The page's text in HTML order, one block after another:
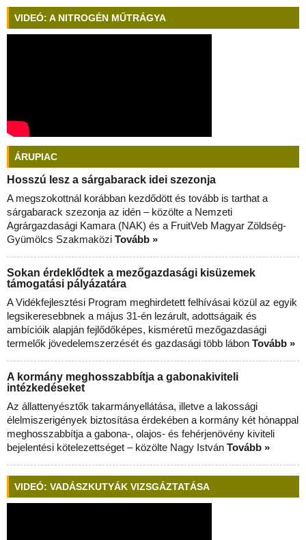
VIDEÓ: A NITROGÉN MŰTRÁGYA
ÁRUPIAC
Hosszú lesz a sárgabarack idei szezonja
A megszokottnál korábban kezdődött és tovább is tarthat a
sárgabarack szezonja az idén – közölte a Nemzeti
Agrárgazdasági Kamara (NAK) és a FruitVeb Magyar Zöldség-
Gyümölcs Szakmaközi Tovább »
Sokan érdeklődtek a mezőgazdasági kisüzemek
támogatási pályázatára
A Vidékfejlesztési Program meghirdetett felhívásai közül az egyik
legsikeresebbnek a május 31-én lezárult, adottságaik és
ambícióik alapján fejlődőképes, kisméretű mezőgazdasági
termelők jövedelemszerzését és gazdasági több lábon Tovább »
A kormány meghosszabbítja a gabonakiviteli
intézkedéseket
Az állattenyésztők takarmányellátása, illetve a lakossági
élelmiszerigények biztosítása érdekében a kormány két hónappal
meghosszabbítja a gabona-, olajos- és fehérjenövény kiviteli
bejelentési kötelezettséget – közölte Nagy István Tovább »
VIDEÓ: VADÁSZKUTYÁK VIZSGÁZTATÁSA